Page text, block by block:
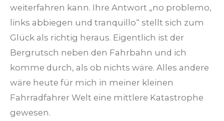
weiterfahren kann. Ihre Antwort „no problemo,
links abbiegen und tranquillo“ stellt sich zum
Glück als richtig heraus. Eigentlich ist der
Bergrutsch neben den Fahrbahn und ich
komme durch, als ob nichts wäre. Alles andere
wäre heute für mich in meiner kleinen
Fahrradfahrer Welt eine mittlere Katastrophe
gewesen.